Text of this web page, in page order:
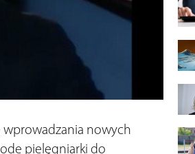
nowych
pielęgniarki do